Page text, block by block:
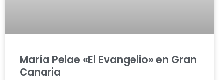
María Pelae «El Evangelio» en Gran
Canaria